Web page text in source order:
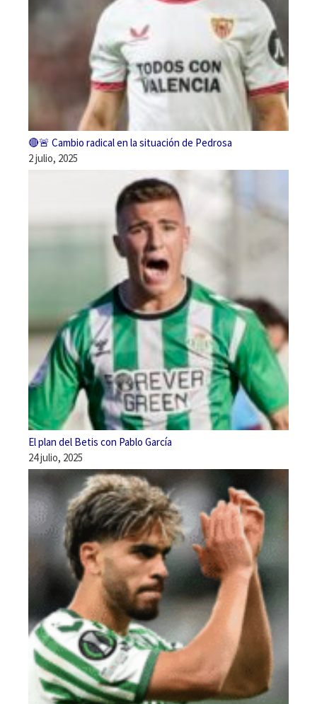
🔴🚨 Cambio radical en la situación de Pedrosa
2 julio, 2025
El plan del Betis con Pablo García
24 julio, 2025